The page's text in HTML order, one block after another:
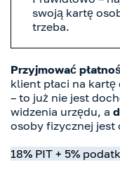
swoją kartę
trzeba.
Przyjmować
klient płaci na
– to już nie jest
widzenia urzędu, a
osoby fizycznej jest
18% PIT + 5%